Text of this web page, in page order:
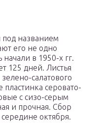
под названием
его не одно
начали в 1950-х гг.
125 дней. Листья
салатового
пластинка серовато-
с сизо-серым
и прочная. Сбор
октября.